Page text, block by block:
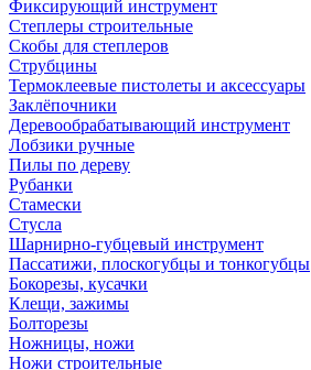
Фиксирующий инструмент
Степлеры строительные
Скобы для степлеров
Струбцины
Термоклеевые пистолеты и аксессуары
Заклёпочники
Деревообрабатывающий инструмент
Лобзики ручные
Пилы по дереву
Рубанки
Стамески
Стусла
Шарнирно-губцевый инструмент
Пассатижи, плоскогубцы и тонкогубцы
Бокорезы, кусачки
Клещи, зажимы
Болторезы
Ножницы, ножи
Ножи строительные